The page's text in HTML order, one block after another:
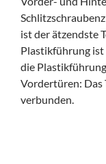
ist der ätzendste
Plastikführung
die
Vordertüren: Das
verbunden.